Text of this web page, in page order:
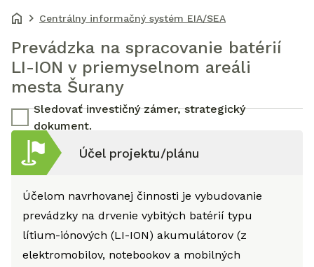
Centrálny informačný systém EIA/SEA
Prevádzka na spracovanie batérií
LI-ION v priemyselnom areáli
mesta Šurany
Sledovať investičný zámer, strategický
dokument.
Účel projektu/plánu
Účelom navrhovanej činnosti je vybudovanie
prevádzky na drvenie vybitých batérií typu
lítium-iónových (LI-ION) akumulátorov (z
elektromobilov, notebookov a mobilných